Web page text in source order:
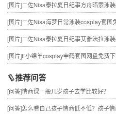
[图片]二佐Nisa泰拉夏日纪事方舟暗索泳装
[图片]二佐Nisa海梦日常泳装cosplay套图
[图片]二佐Nisa泰拉夏日纪事艾雅法拉泳
[图片]F小绵羊cosplay申鹤套图网盘免费
推荐问答
[问答]情商课一般几岁孩子去学比较好？
[问答]怎么看自己孩子情商低不低？孩子